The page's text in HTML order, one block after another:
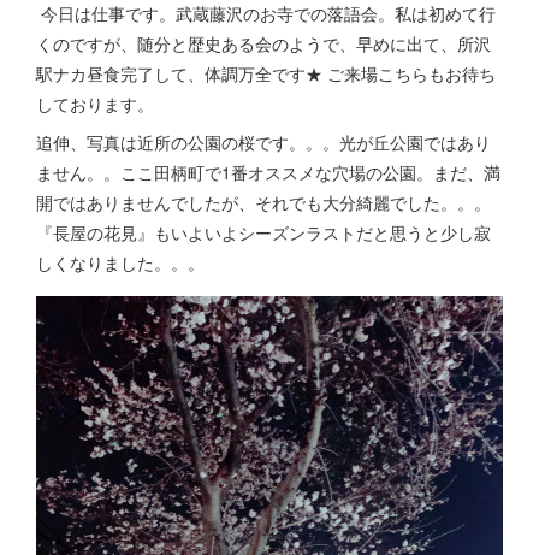
今日は仕事です。武蔵藤沢のお寺での落語会。私は初めて行
くのですが、随分と歴史ある会のようで、早めに出て、所沢
駅ナカ昼食完了して、体調万全です★ ご来場こちらもお待ち
しております。
追伸、写真は近所の公園の桜です。。。光が丘公園ではあり
ません。。ここ田柄町で1番オススメな穴場の公園。まだ、満
開ではありませんでしたが、それでも大分綺麗でした。。。
『長屋の花見』もいよいよシーズンラストだと思うと少し寂
しくなりました。。。